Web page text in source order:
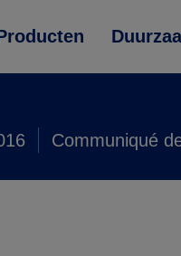
Communiqué